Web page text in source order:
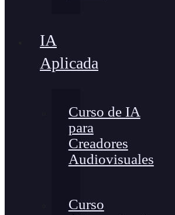
IA
Aplicada
Curso de IA
para
Creadores
Audiovisuales
Curso